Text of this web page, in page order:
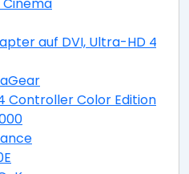
auf DVI, Ultra-HD 4K
Controller Color Edition blue